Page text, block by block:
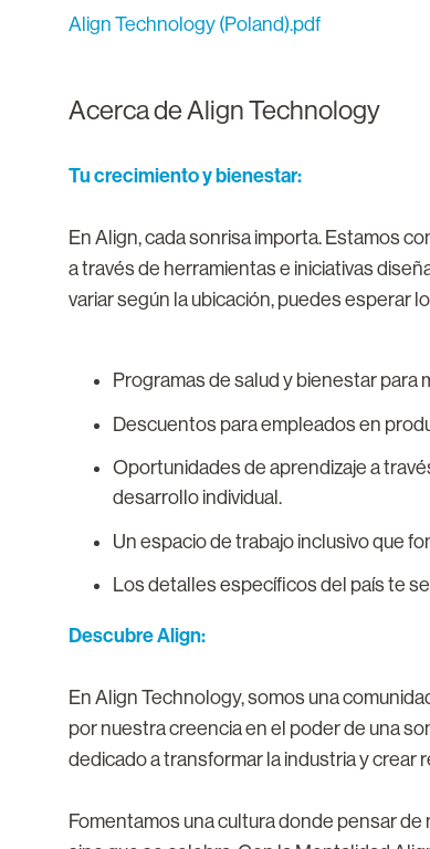
Align Technology (Poland).pdf
Acerca de Align Technology
Tu crecimiento y bienestar:
En Align, cada sonrisa importa. Estamos
a través de herramientas e iniciativas
variar según la ubicación, puedes esperar
Programas de salud y bienestar
Descuentos para empleados en
Oportunidades de aprendizaje a
desarrollo individual.
Un espacio de trabajo inclusivo que
Los detalles específicos del país te
Descubre Align:
En Align Technology, somos una
por nuestra creencia en el poder de una
dedicado a transformar la industria y
Fomentamos una cultura donde pensar